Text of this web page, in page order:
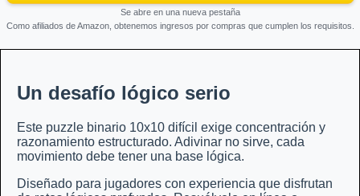
Se abre en una nueva pestaña
Como afiliados de Amazon, obtenemos ingresos por compras que cumplen los requisitos.
Un desafío lógico serio
Este puzzle binario 10x10 difícil exige concentración y
razonamiento estructurado. Adivinar no sirve, cada
movimiento debe tener una base lógica.
Diseñado para jugadores con experiencia que disfrutan